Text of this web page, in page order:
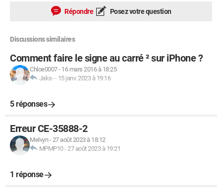
Répondre Posez votre question
Discussions similaires
Comment faire le signe au carré ² sur iPhone ?
Chloe0007- 16 mars 2016 à 18:25
Jaks-- 15 janv. 2023 à 19:16
5 réponses
Erreur CE-35888-2
Melvyn-27 août 2023 à 18:12
MPMP10-27 août 2023 à 19:21
1 réponse